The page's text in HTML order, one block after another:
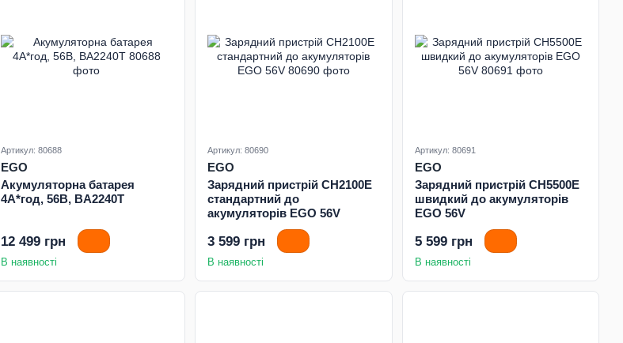
Артикул: 80688
EGO
Акумуляторна батарея
4А*год, 56В, BA2240T
12 499 грн
В наявності
Артикул: 80690
EGO
Зарядний пристрій CH2100E
стандартний до
акумуляторів EGO 56V
3 599 грн
В наявності
Артикул: 80691
EGO
Зарядний пристрій CH5500E
швидкий до акумуляторів
EGO 56V
5 599 грн
В наявності